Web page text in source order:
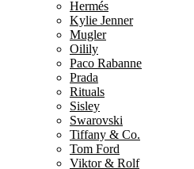
Hermés
Kylie Jenner
Mugler
Oilily
Paco Rabanne
Prada
Rituals
Sisley
Swarovski
Tiffany & Co.
Tom Ford
Viktor & Rolf